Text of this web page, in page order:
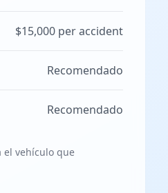
$15,000 per accident
Recomendado
Recomendado
el vehículo que